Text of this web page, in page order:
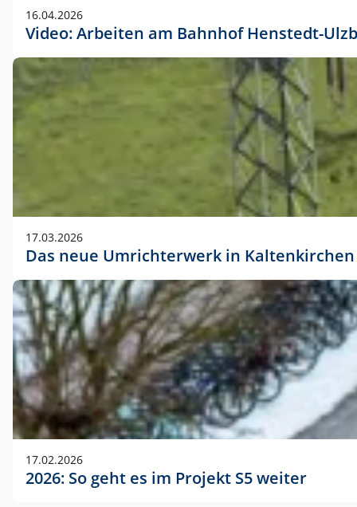
16.04.2026
Video: Arbeiten am Bahnhof Henstedt-
17.03.2026
Das neue Umrichterwerk in Kaltenkirchen
17.02.2026
2026: So geht es im Projekt S5 weiter